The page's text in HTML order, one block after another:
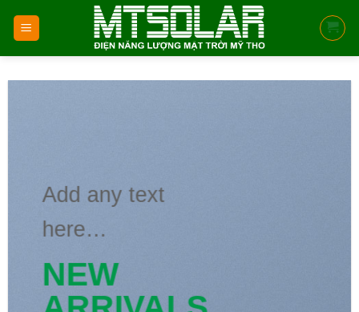
Add any text
here…
NEW